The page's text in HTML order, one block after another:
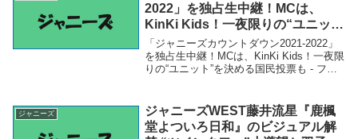
2022」を独占生中継！MCは、
KinKi Kids！一夜限りの“ユニッ
ト”を決める国民投票も – フジテレ
ビュー!!
「ジャニーズカウントダウン2021-2022」
を独占生中継！MCは、KinKi Kids！一夜限
りの“ユニット”を決める国民投票も - フジ
占生中継！MC...
ジャニーズ
ジャニーズWEST藤井流星『鹿楓
堂よついろ日和』のビジュアル解